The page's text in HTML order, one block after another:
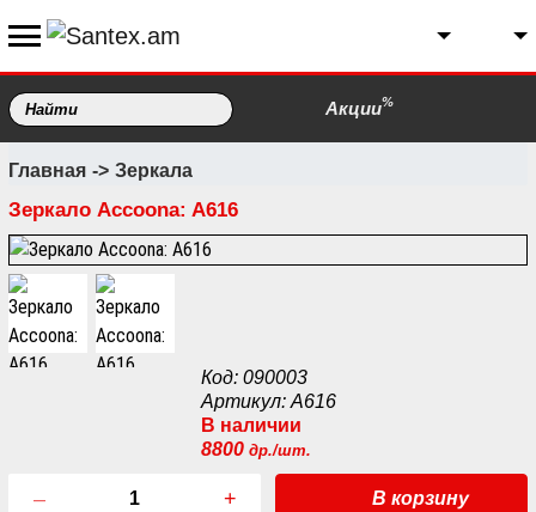
Акции%
Главная Зеркала
Зеркало Accoona: A616
Код: 090003
Артикул: A616
В наличии
8800 др./шт.
– + В корзину